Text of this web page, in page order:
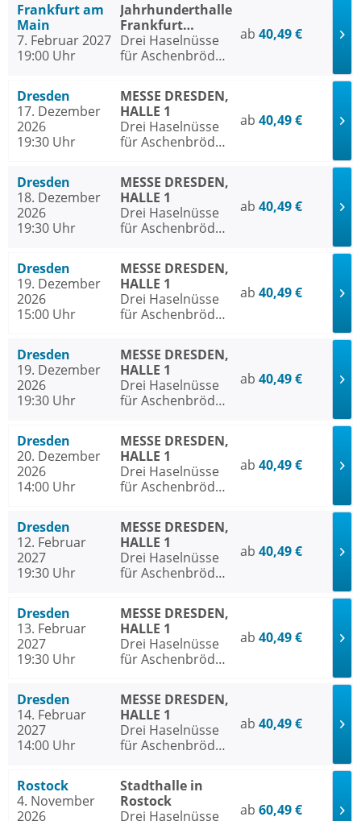
Frankfurt am
Main
7. Februar 2027
19:00 Uhr
Jahrhunderthalle
Frankfurt
Frankfurt am
Main
Drei Haselnüsse
für Aschenbrödel
ab 40,49 €
Dresden
17. Dezember
2026
19:30 Uhr
MESSE DRESDEN,
HALLE 1
Drei Haselnüsse
für Aschenbrödel
ab 40,49 €
Dresden
18. Dezember
2026
19:30 Uhr
MESSE DRESDEN,
HALLE 1
Drei Haselnüsse
für Aschenbrödel
ab 40,49 €
Dresden
19. Dezember
2026
15:00 Uhr
MESSE DRESDEN,
HALLE 1
Drei Haselnüsse
für Aschenbrödel
ab 40,49 €
Dresden
19. Dezember
2026
19:30 Uhr
MESSE DRESDEN,
HALLE 1
Drei Haselnüsse
für Aschenbrödel
ab 40,49 €
Dresden
20. Dezember
2026
14:00 Uhr
MESSE DRESDEN,
HALLE 1
Drei Haselnüsse
für Aschenbrödel
ab 40,49 €
Dresden
12. Februar
2027
19:30 Uhr
MESSE DRESDEN,
HALLE 1
Drei Haselnüsse
für Aschenbrödel
ab 40,49 €
Dresden
13. Februar
2027
19:30 Uhr
MESSE DRESDEN,
HALLE 1
Drei Haselnüsse
für Aschenbrödel
ab 40,49 €
Dresden
14. Februar
2027
14:00 Uhr
MESSE DRESDEN,
HALLE 1
Drei Haselnüsse
für Aschenbrödel
ab 40,49 €
Rostock
4. November
2026
Stadthalle in
Rostock
Drei Haselnüsse
ab 60,49 €